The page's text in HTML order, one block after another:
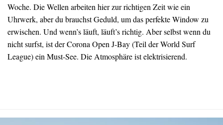
Woche. Die Wellen arbeiten hier zur richtigen Zeit wie ein
Uhrwerk, aber du brauchst Geduld, um das perfekte Window zu
erwischen. Und wenn’s läuft, läuft’s richtig. Aber selbst wenn du
nicht surfst, ist der Corona Open J-Bay (Teil der World Surf
League) ein Must-See. Die Atmosphäre ist elektrisierend.